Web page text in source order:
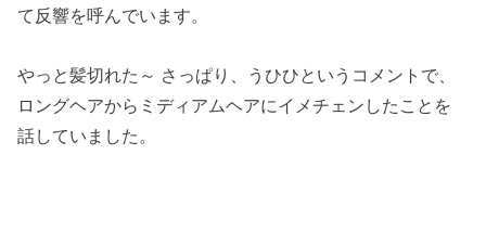
て反響を呼んでいます。
やっと髪切れた～ さっぱり、うひひというコメントで、
ロングヘアからミディアムヘアにイメチェンしたことを
話していました。